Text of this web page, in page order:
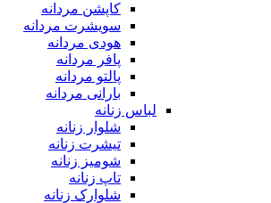
کاپشن مردانه
سویشرت مردانه
هودی مردانه
پافر مردانه
پالتو مردانه
بارانی مردانه
لباس زنانه
شلوار زنانه
تیشرت زنانه
شومیز زنانه
تاپ زنانه
شلوارک زنانه